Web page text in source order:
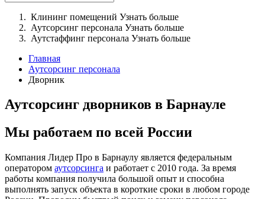
Клининг помещений Узнать больше
Аутсорсинг персонала Узнать больше
Аутстаффинг персонала Узнать больше
Главная
Аутсорсинг персонала
Дворник
Аутсорсинг дворников в Барнауле
Мы работаем по всей России
Компания Лидер Про в Барнаулу является федеральным
оператором аутсорсинга и работает с 2010 года. За время
работы компания получила большой опыт и способна
выполнять запуск объекта в короткие сроки в любом городе